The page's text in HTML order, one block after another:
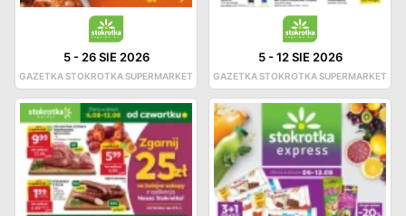
5- 26 SIE 2026
GAZETKA STOKROTKA SUPERMARKET
5-12 SIE 2026
GAZETKA STOKROTKA SUPERMARKET